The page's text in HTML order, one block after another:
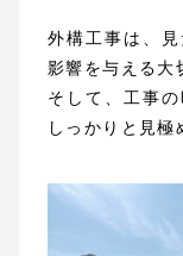
外構工事は、
影響を与える大
そして、工事
しっかりと見極